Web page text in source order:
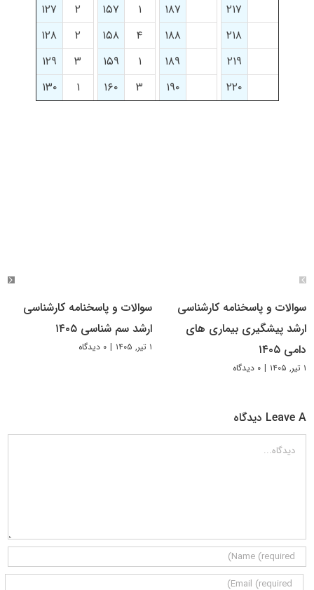
۲۱۷
۱۸۷ ۱ ۱۵۷ ۲
۱۲۷
۲۱۸
۱۸۸ ۴ ۱۵۸ ۲
۱۲۸
۲۱۹
۱۸۹ ۱ ۱۵۹ ۳
۱۲۹
۲۲۰
۱۹۰ ۳ ۱۶۰ ۱ ۱۳۰
سوالات و پاسخنامه کارشناسی
ارشد پیشگیری بیماری های
دامی ۱۴۰۵
۱ تیر, ۱۴۰۵ | ۰ دیدگاه
سوالات و پاسخنامه کارشناسی
ارشد سم شناسی ۱۴۰۵
۱ تیر, ۱۴۰۵ | ۰ دیدگاه
Leave A دیدگاه
دیدگاه